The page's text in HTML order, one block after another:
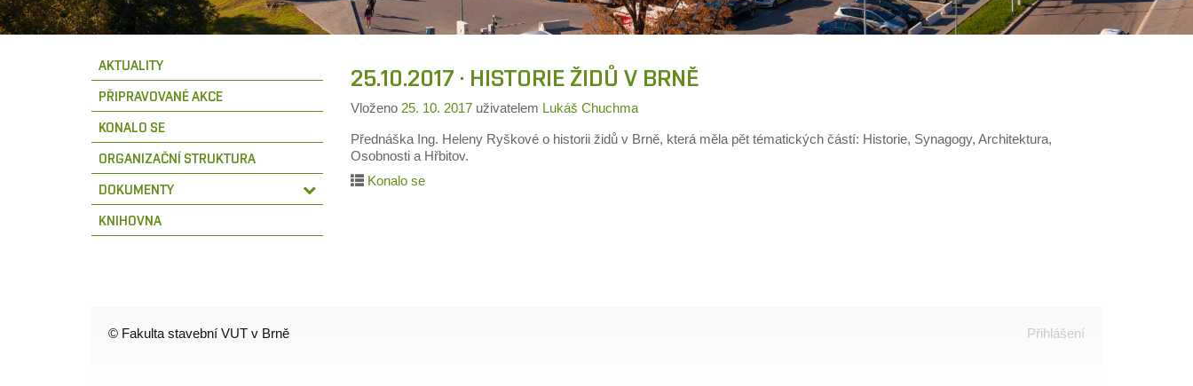
AKTUALITY
PŘIPRAVOVANÉ AKCE
KONALO SE
ORGANIZAČNÍ STRUKTURA
DOKUMENTY
KNIHOVNA
25.10.2017 · HISTORIE ŽIDŮ V BRNĚ
Vloženo 25. 10. 2017 uživatelem Lukáš Chuchma
Přednáška Ing. Heleny Ryškové o historii židů v Brně, která měla pět tématických částí: Historie, Synagogy, Architektura,
Osobnosti a Hřbitov.
Konalo se
© Fakulta stavební VUT v Brně Přihlášení